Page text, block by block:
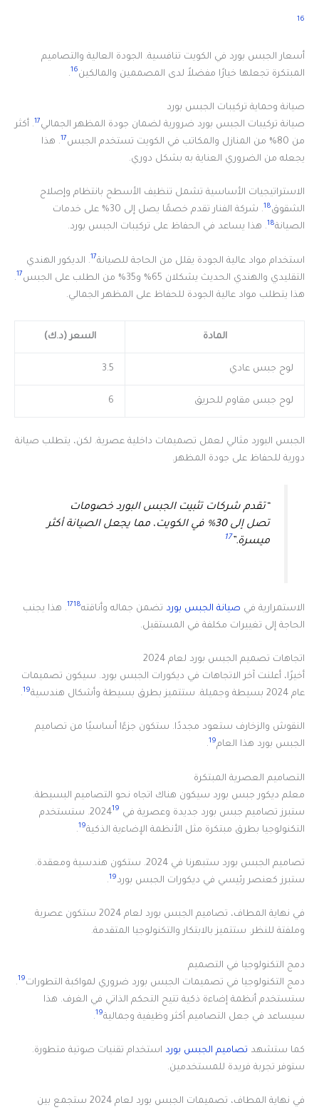
16
أسعار الجبس بورد في الكويت تنافسية. الجودة العالية والتصاميم
المبتكرة تجعلها خيارًا مفضلاً لدى المصممين والمالكين16
.
صيانة وحماية تركيبات الجبس بورد
صيانة تركيبات الجبس بورد ضرورية لضمان جودة المظهر الجمالي17. أكثر
من 80% من المنازل والمكاتب في الكويت تستخدم الجبس
17. هذا
يجعله من الضروري العناية به بشكل دوري.
الاستراتيجيات الأساسية تشمل تنظيف الأسطح بانتظام وإصلاح
الشقوق18
. شركة الفنار تقدم خصمًا يصل إلى 30% على خدمات
الصيانة18. هذا يساعد في الحفاظ على تركيبات الجبس بورد.
استخدام مواد عالية الجودة يقلل من الحاجة للصيانة17. الديكور الهندي
التقليدي والهندي الحديث يشكلان 65% و35% من الطلب على الجبس
17
.
هذا يتطلب مواد عالية الجودة للحفاظ على المظهر الجمالي.
المادة السعر (د.ك)
لوح جبس عادي 3.5
لوح جبس مقاوم للحريق 6
الجبس البورد مثالي لعمل تصميمات داخلية عصرية. لكن، يتطلب صيانة
دورية للحفاظ على جودة المظهر.
“تقدم شركات تثبيت الجبس البورد خصومات
تصل إلى 30% في الكويت، مما يجعل الصيانة أكثر
ميسرة.” 17
الاستمرارية في صيانة الجبس بورد تضمن جماله وأناقته 1718
. هذا يجنب
الحاجة إلى تغييرات مكلفة في المستقبل.
اتجاهات تصميم الجبس بورد لعام 2024
أخيرًا، أعلنت آخر الاتجاهات في ديكورات الجبس بورد. سيكون تصميمات
عام 2024 بسيطة وجميلة. ستتميز بطرق بسيطة وأشكال هندسية
19
.
النقوش والزخارف ستعود مجددًا. ستكون جزءًا أساسيًا من تصاميم
الجبس بورد هذا العام19
.
التصاميم العصرية المبتكرة
معلم ديكور جبس بورد سيكون هناك اتجاه نحو التصاميم البسيطة.
ستبرز تصاميم جبس بورد جديدة وعصرية في 2024 19
. ستستخدم
التكنولوجيا بطرق مبتكرة مثل الأنظمة الإضاءية الذكية19
.
تصاميم الجبس بورد ستبهرنا في 2024. ستكون هندسية ومعقدة.
ستبرز كعنصر رئيسي في ديكورات الجبس بورد19
.
في نهاية المطاف، تصاميم الجبس بورد لعام 2024 ستكون عصرية
وملفتة للنظر. ستتميز بالابتكار والتكنولوجيا المتقدمة.
دمج التكنولوجيا في التصميم
دمج التكنولوجيا في تصميمات الجبس بورد ضروري لمواكبة التطورات19
.
ستستخدم أنظمة إضاءة ذكية تتيح التحكم الذاتي في الغرف. هذا
سيساعد في جعل التصاميم أكثر وظيفية وجمالية19
.
كما ستشهد تصاميم الجبس بورد استخدام تقنيات صوتية متطورة.
ستوفر تجربة فريدة للمستخدمين.
في نهاية المطاف، تصميمات الجبس بورد لعام 2024 ستجمع بين